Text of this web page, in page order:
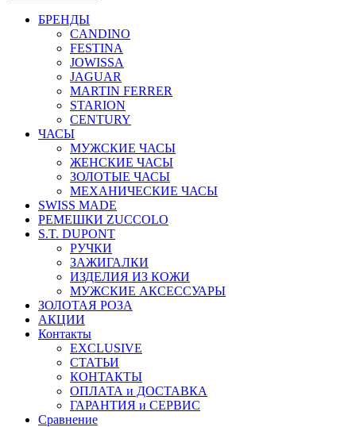
БРЕНДЫ
CANDINO
FESTINA
JOWISSA
JAGUAR
MARTIN FERRER
STARION
CENTURY
ЧАСЫ
МУЖСКИЕ ЧАСЫ
ЖЕНСКИЕ ЧАСЫ
ЗОЛОТЫЕ ЧАСЫ
МЕХАНИЧЕСКИЕ ЧАСЫ
SWISS MADE
РЕМЕШКИ ZUCCOLO
S.T. DUPONT
РУЧКИ
ЗАЖИГАЛКИ
ИЗДЕЛИЯ ИЗ КОЖИ
МУЖСКИЕ АКСЕССУАРЫ
ЗОЛОТАЯ РОЗА
АКЦИИ
Контакты
EXCLUSIVE
СТАТЬИ
КОНТАКТЫ
ОПЛАТА и ДОСТАВКА
ГАРАНТИЯ и СЕРВИС
Сравнение